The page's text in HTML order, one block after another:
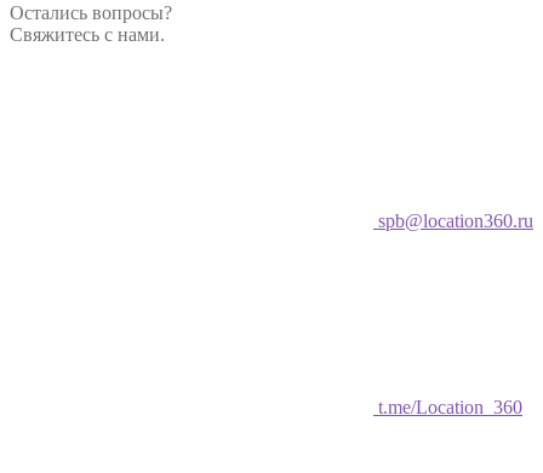
Остались вопросы?
Свяжитесь с нами.
spb@location360.ru
t.me/Location_360